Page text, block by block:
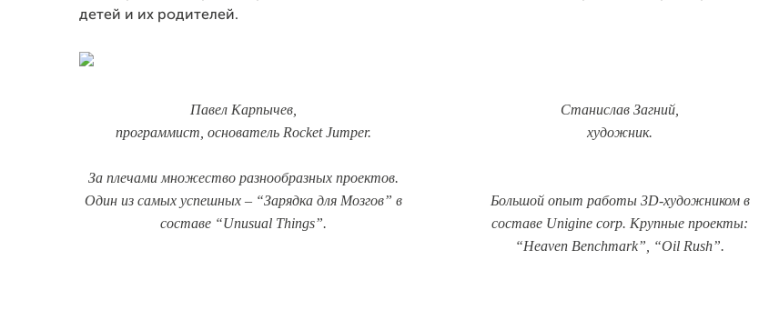
детей и их родителей.
Павел Карпычев,
программист, основатель Rocket Jumper.
За плечами множество разнообразных проектов.
Один из самых успешных – “Зарядка для Мозгов” в
составе “Unusual Things”.
Станислав Загний,
художник.
Большой опыт работы 3D-художником в
составе Unigine corp. Крупные проекты:
“Heaven Benchmark”, “Oil Rush”.